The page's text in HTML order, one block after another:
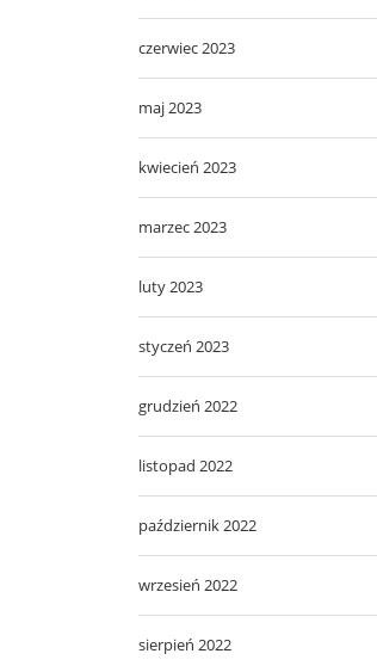
czerwiec 2023
maj 2023
kwiecień 2023
marzec 2023
luty 2023
styczeń 2023
grudzień 2022
listopad 2022
październik 2022
wrzesień 2022
sierpień 2022